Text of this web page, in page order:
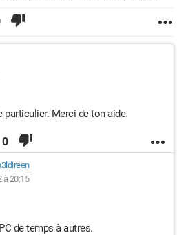
particulier. Merci de ton aide.
0
à 20:15
de temps à autres.